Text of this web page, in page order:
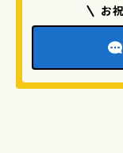
お